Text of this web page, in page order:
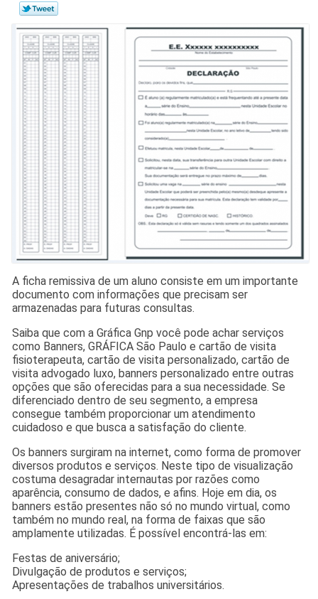
A ficha remissiva de um aluno consiste em um importante
documento com informações que precisam ser
armazenadas para futuras consultas.
Saiba que com a Gráfica Gnp você pode achar serviços
como Banners, GRÁFICA São Paulo e cartão de visita
fisioterapeuta, cartão de visita personalizado, cartão de
visita advogado luxo, banners personalizado entre outras
opções que são oferecidas para a sua necessidade. Se
diferenciado dentro de seu segmento, a empresa
consegue também proporcionar um atendimento
cuidadoso e que busca a satisfação do cliente.
Os banners surgiram na internet, como forma de promover
diversos produtos e serviços. Neste tipo de visualização
costuma desagradar internautas por razões como
aparência, consumo de dados, e afins. Hoje em dia, os
banners estão presentes não só no mundo virtual, como
também no mundo real, na forma de faixas que são
amplamente utilizadas. É possível encontrá-las em:
Festas de aniversário;
Divulgação de produtos e serviços;
Apresentações de trabalhos universitários.